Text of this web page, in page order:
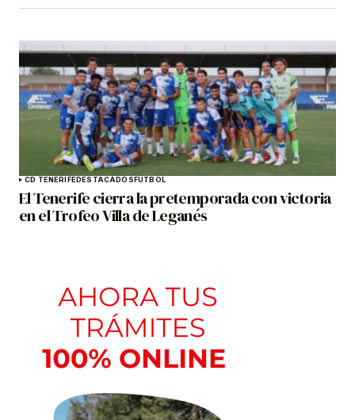
CD TENERIFEDESTACADOSFÚTBOL
El Tenerife cierra la pretemporada con victoria
en el Trofeo Villa de Leganés